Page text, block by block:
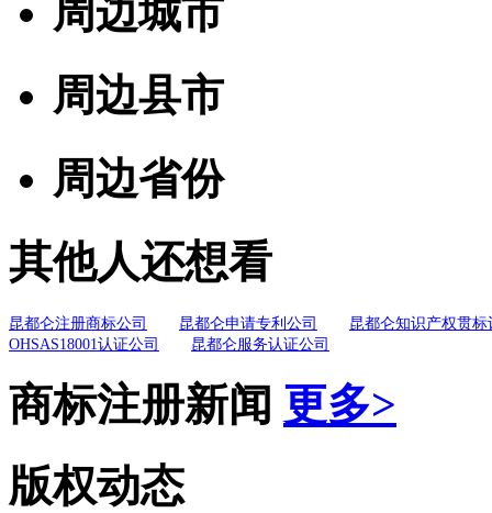
周边城市
周边县市
周边省份
其他人还想看
昆都仑注册商标公司 昆都仑申请专利公司
昆都仑知识产权贯标
OHSAS18001认证公司
昆都仑服务认证公司
商标注册新闻 更多>
版权动态